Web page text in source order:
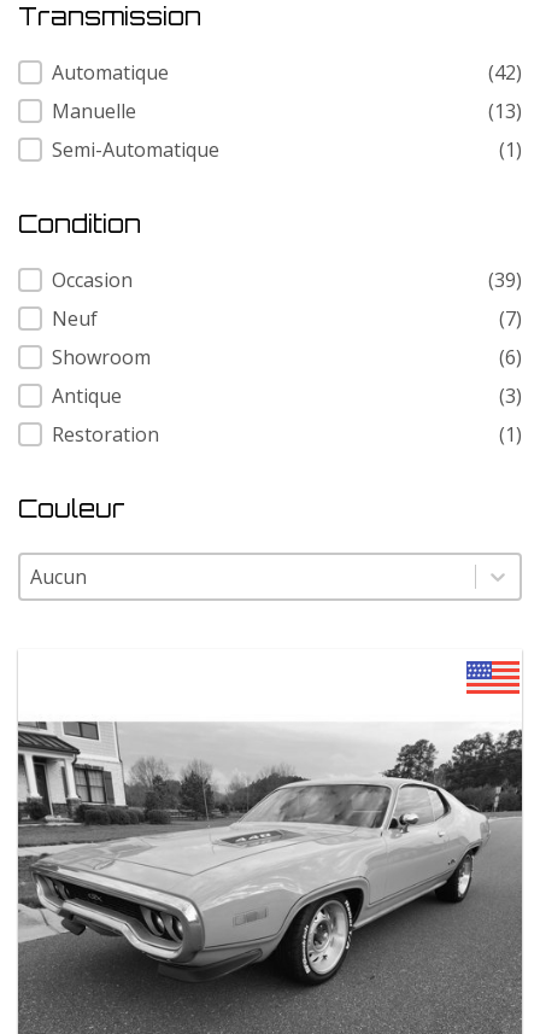
Transmission
Transmission
Automatique
(42)
Manuelle
(13)
Semi-Automatique
(1)
Condition
Condition
Occasion
(39)
Neuf
(7)
Showroom
(6)
Antique
(3)
Restoration
(1)
Couleur
Couleur
Couleur